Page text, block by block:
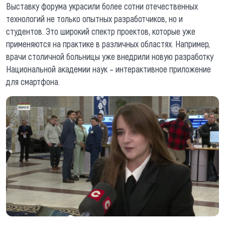
Выставку форума украсили более сотни отечественных
технологий не только опытных разработчиков, но и
студентов. Это широкий спектр проектов, которые уже
применяются на практике в различных областях. Например,
врачи столичной больницы уже внедрили новую разработку
Национальной академии наук – интерактивное приложение
для смартфона.